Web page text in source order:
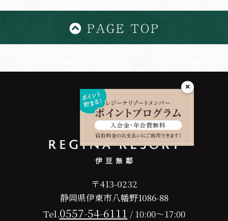
〒413-0232
静岡県伊東市八幡野1086-88
Tel.0557-54-6111 / 10:00～17:00
×